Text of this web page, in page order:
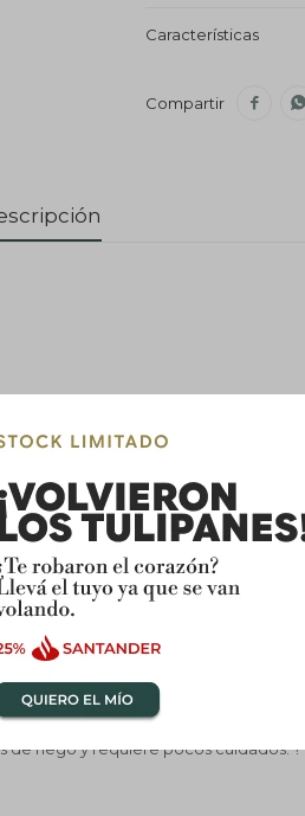
Características
 
adapta a poca luz.
esté seco. Evitar
de liberación lenta anual.
de riego y requiere pocos cuidados. ?